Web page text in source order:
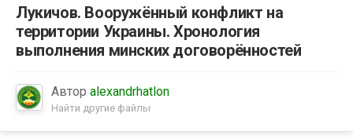
Лукичов. Вооружённый конфликт на
территории Украины. Хронология
выполнения минских договорённостей
Автор alexandrhatlon
Найти другие файлы